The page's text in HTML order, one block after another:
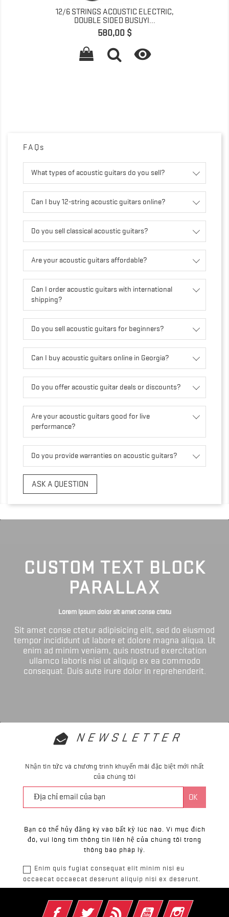
12/6 STRINGS ACOUSTIC ELECTRIC,
DOUBLE SIDED BUSUYI...
Giá
580,00 $

FAQs
What types of acoustic guitars do you sell?
Can I buy 12-string acoustic guitars online?
Do you sell classical acoustic guitars?
Are your acoustic guitars affordable?
Can I order acoustic guitars with international
shipping?
Do you sell acoustic guitars for beginners?
Can I buy acoustic guitars online in Georgia?
Do you offer acoustic guitar deals or discounts?
Are your acoustic guitars good for live
performance?
Do you provide warranties on acoustic guitars?
ASK A QUESTION
CUSTOM TEXT BLOCK
PARALLAX
Lorem ipsum dolor sit amet conse ctetu
Sit amet conse ctetur adipisicing elit, sed do eiusmod
tempor incididunt ut labore et dolore magna aliqua. Ut
enim ad minim veniam, quis nostrud exercitation
ullamco laboris nisi ut aliquip ex ea commodo
consequat. Duis aute irure dolor in reprehenderit.
NEWSLETTER
Nhận tin tức và chương trình khuyến mãi đặc biệt mới nhất
của chúng tôi
Bạn có thể hủy đăng ký vào bất kỳ lúc nào. Vì mục đích
đó, vui lòng tìm thông tin liên hệ của chúng tôi trong
thông báo pháp lý.
Enim quis fugiat consequat elit minim nisi eu
occaecat occaecat deserunt aliquip nisi ex deserunt.
FacebookTwitter Rss YouTube Instagram